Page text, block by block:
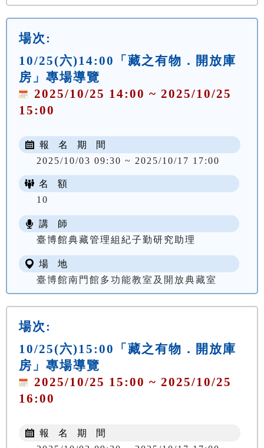
場次:
10/25(六)14:00「藏之有物．開放庫
房」專場導覽
2025/10/25 14:00 ~ 2025/10/25
15:00
報 名 期 間
2025/10/03 09:30 ~ 2025/10/17 17:00
名 額
10
講 師
臺博館典藏管理組紀子勤研究助理
場 地
臺博館南門館多功能教室及開放典藏室
場次:
10/25(六)15:00「藏之有物．開放庫
房」專場導覽
2025/10/25 15:00 ~ 2025/10/25
16:00
報 名 期 間